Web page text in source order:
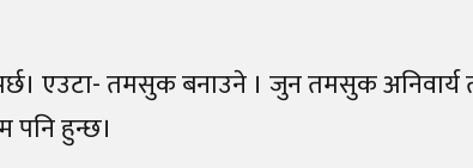
एउटा- तमसुक बनाउने । जुन तमसुक अनिवार्य
पनि हुन्छ।